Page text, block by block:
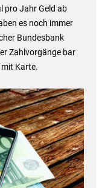
pro Jahr Geld ab
es noch immer
Bundesbank
Zahlvorgänge bar
Karte.